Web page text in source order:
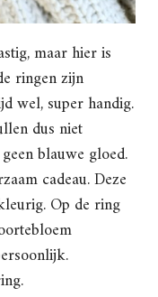
maar hier is
ringen zijn
wel, super handig.
dus niet
blauwe gloed.
cadeau. Deze
Op de ring